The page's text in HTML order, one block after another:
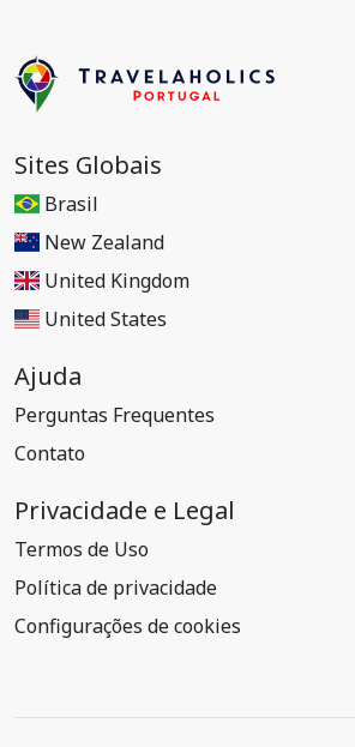
Sites Globais
Brasil
New Zealand
United Kingdom
United States
Ajuda
Perguntas Frequentes
Contato
Privacidade e Legal
Termos de Uso
Política de privacidade
Configurações de cookies